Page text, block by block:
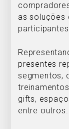
as soluções
presentes
segmentos,
gifts,
entre outros.